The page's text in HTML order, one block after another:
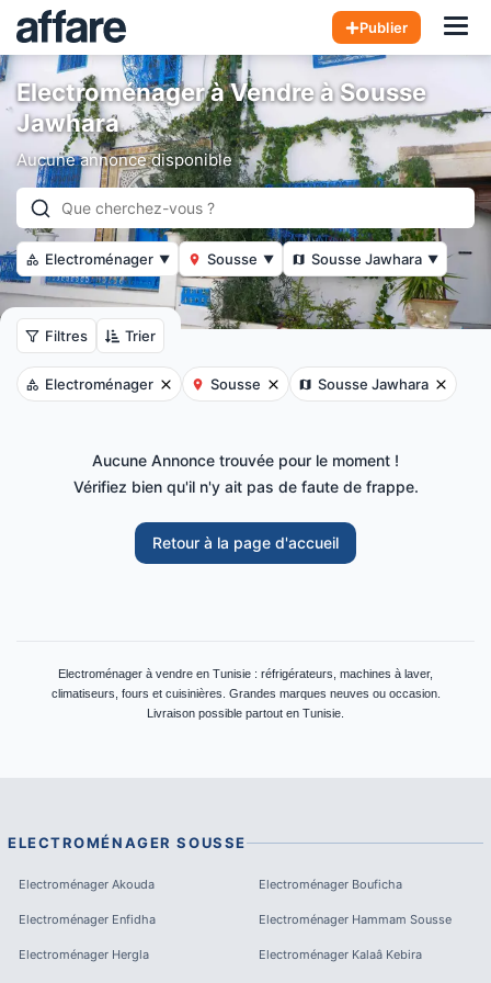
Publier
Electroménager à Vendre à Sousse
Jawhara
Aucune annonce disponible
Electroménager ▼ Sousse ▼ Sousse Jawhara ▼
Filtres Trier
Electroménager Sousse Sousse Jawhara
Aucune Annonce trouvée pour le moment !
Vérifiez bien qu'il n'y ait pas de faute de frappe.
Retour à la page d'accueil
Electroménager à vendre en Tunisie : réfrigérateurs, machines à laver,
climatiseurs, fours et cuisinières. Grandes marques neuves ou occasion.
Livraison possible partout en Tunisie.
ELECTROMÉNAGER SOUSSE
Electroménager Akouda Electroménager Bouficha
Electroménager Enfidha Electroménager Hammam Sousse
Electroménager Hergla Electroménager Kalaâ Kebira